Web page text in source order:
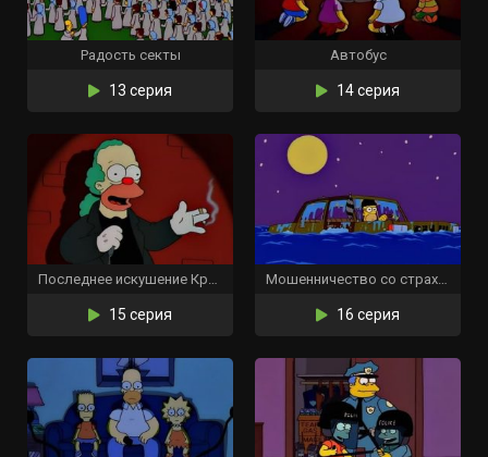
Радость секты
13 серия
Автобус
14 серия
Последнее искушение Красти
15 серия
Мошенничество со страховкой
16 серия